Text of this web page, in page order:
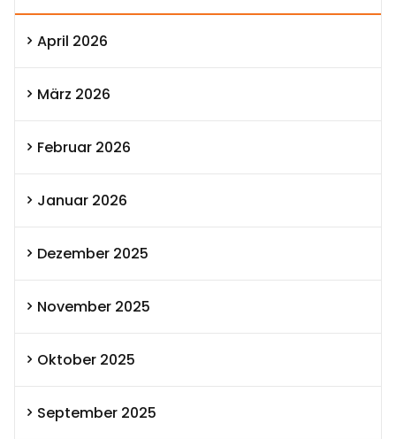
April 2026
März 2026
Februar 2026
Januar 2026
Dezember 2025
November 2025
Oktober 2025
September 2025